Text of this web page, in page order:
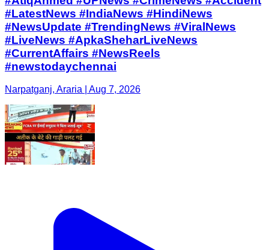
#LatestNews #IndiaNews #HindiNews
#NewsUpdate #TrendingNews #ViralNews
#LiveNews #ApkaSheharLiveNews
#CurrentAffairs #NewsReels
#newstodaychennai
Narpatganj, Araria | Aug 7, 2026